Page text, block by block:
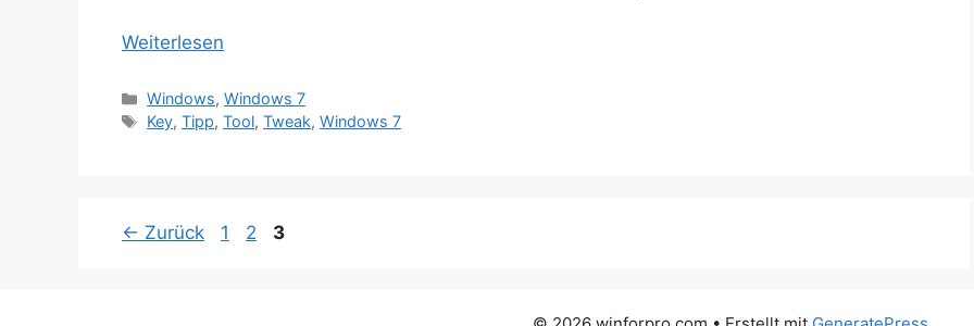
Weiterlesen
Kategorien
Windows,Windows 7
Schlagwörter
Key,Tipp,Tool,Tweak,Windows 7
← Zurück Seite
1 Seite
2 Seite
3